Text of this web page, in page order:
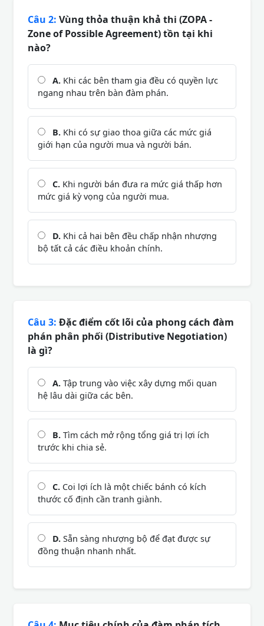
Câu 2: Vùng thỏa thuận khả thi (ZOPA -
Zone of Possible Agreement) tồn tại khi
nào?
A. Khi các bên tham gia đều có quyền lực
ngang nhau trên bàn đàm phán.
B. Khi có sự giao thoa giữa các mức giá
giới hạn của người mua và người bán.
C. Khi người bán đưa ra mức giá thấp hơn
mức giá kỳ vọng của người mua.
D. Khi cả hai bên đều chấp nhận nhượng
bộ tất cả các điều khoản chính.
Câu 3: Đặc điểm cốt lõi của phong cách đàm
phán phân phối (Distributive Negotiation)
là gì?
A. Tập trung vào việc xây dựng mối quan
hệ lâu dài giữa các bên.
B. Tìm cách mở rộng tổng giá trị lợi ích
trước khi chia sẻ.
C. Coi lợi ích là một chiếc bánh có kích
thước cố định cần tranh giành.
D. Sẵn sàng nhượng bộ để đạt được sự
đồng thuận nhanh nhất.